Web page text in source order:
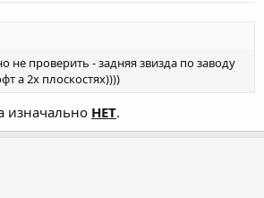
не проверить - задняя звизда по заводу
а 2х плоскостях))))
изначально НЕТ.